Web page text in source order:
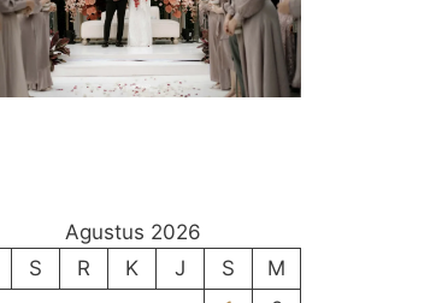
Agustus 2026
S R K J S
M